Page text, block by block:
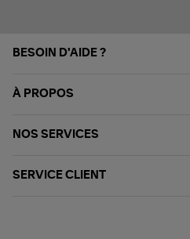
BESOIN D'AIDE ?
À PROPOS
NOS SERVICES
SERVICE CLIENT